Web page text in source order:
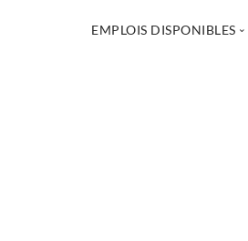
EMPLOIS DISPONIBLES